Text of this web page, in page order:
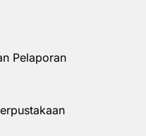
Pelaporan